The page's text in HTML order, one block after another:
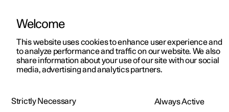
Polestar 2
Polestar 3
Polestar 4
Erbjudanden privatkund
Erbjudanden företag
Tillgängliga bilar
Designa och beställ
Polestar Pre-owned
Bästa sättet att hitta din begagnade Polestar, certifierad
Welcome
This website uses cookies to enhance user experience and
to analyze performance and traffic on our website. We also
share information about your use of our site with our social
media, advertising and analytics partners.
Strictly Necessary Always Active